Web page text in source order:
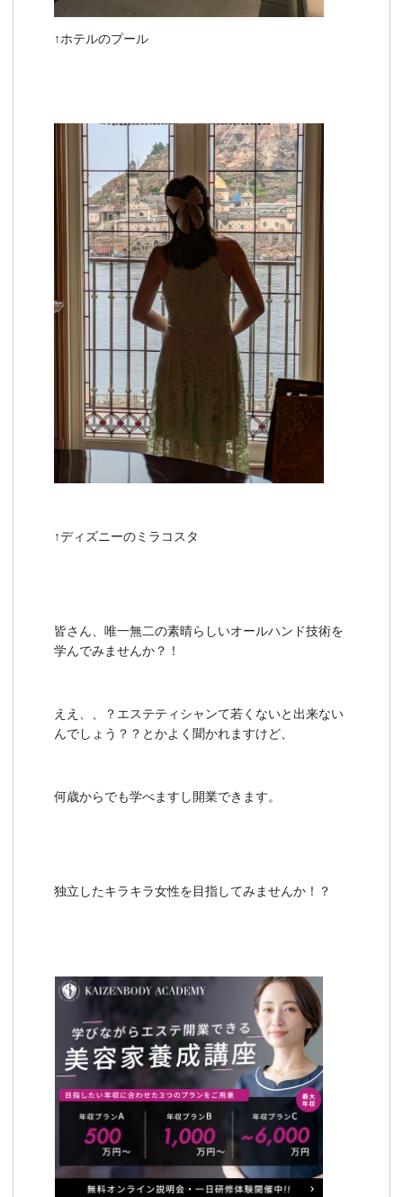
↑ホテルのプール
↑ディズニーのミラコスタ
皆さん、唯一無二の素晴らしいオールハンド技術を
学んでみませんか？！
ええ、、？エステティシャンて若くないと出来ない
んでしょう？？とかよく聞かれますけど、
何歳からでも学べますし開業できます。
独立したキラキラ女性を目指してみませんか！？